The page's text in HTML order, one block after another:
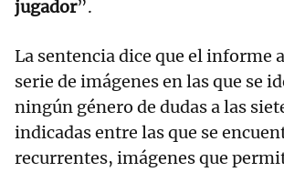
jugador”.
La sentencia dice que el informe
serie de imágenes en las que se
ningún género de dudas a las
indicadas entre las que se
recurrentes, imágenes que